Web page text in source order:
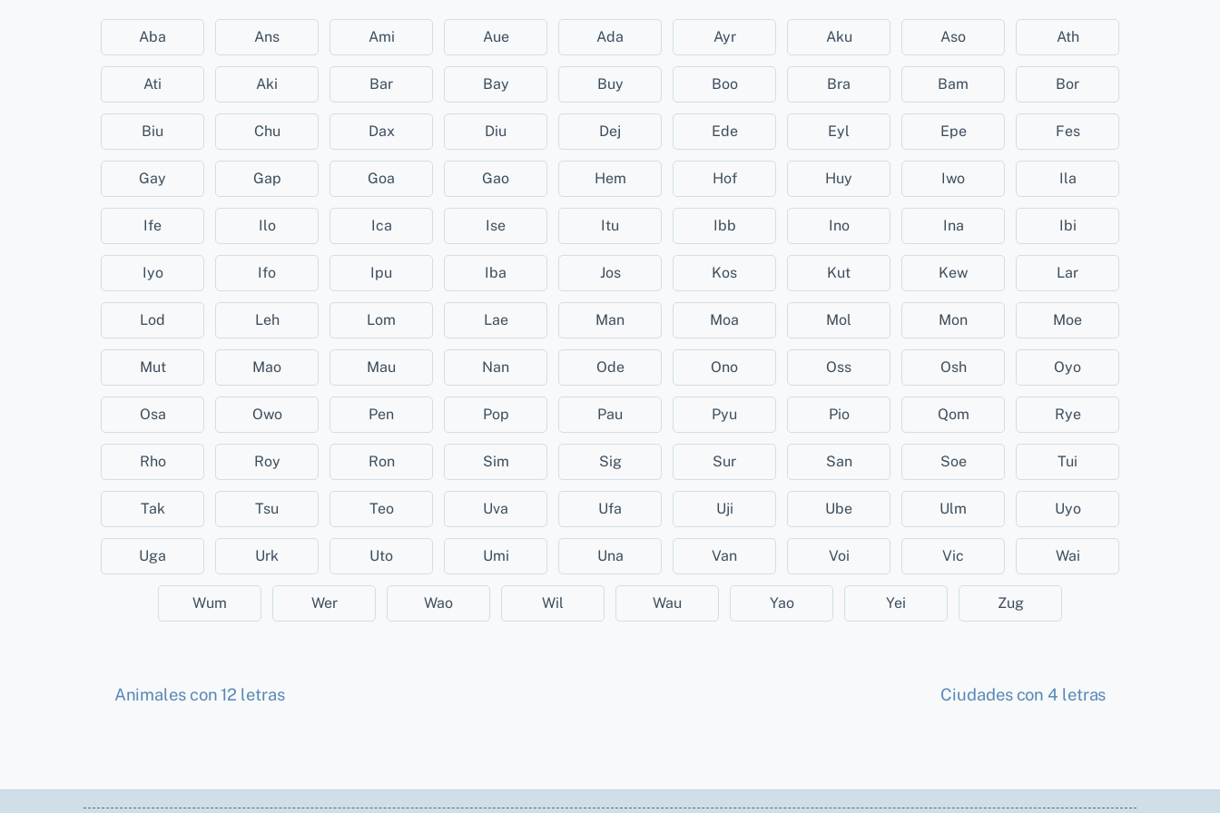
Aba Ans Ami Aue Ada Ayr Aku Aso Ath
Ati Aki Bar Bay Buy Boo Bra Bam Bor
Biu Chu Dax Diu Dej Ede Eyl Epe Fes
Gay Gap Goa Gao Hem Hof Huy Iwo Ila
Ife Ilo Ica Ise Itu Ibb Ino Ina Ibi
Iyo Ifo Ipu Iba Jos Kos Kut Kew Lar
Lod Leh Lom Lae Man Moa Mol Mon Moe
Mut Mao Mau Nan Ode Ono Oss Osh Oyo
Osa Owo Pen Pop Pau Pyu Pio Qom Rye
Rho Roy Ron Sim Sig Sur San Soe Tui
Tak Tsu Teo Uva Ufa Uji Ube Ulm Uyo
Uga Urk Uto Umi Una Van Voi Vic Wai
Wum Wer Wao Wil Wau Yao Yei Zug
Animales con 12 letras Ciudades con 4 letras